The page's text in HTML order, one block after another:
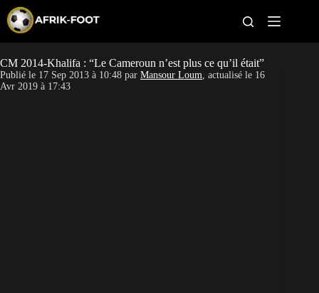
p
o
c
CAN féminine
CM 2014-Khalifa : “Le Cameroun n’est plus ce qu’il était”
Publié le 17 Sep 2013 à 10:48 par Mansour Loum, actualisé le 16
Avr 2019 à 17:43